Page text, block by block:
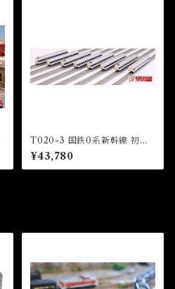
T020-3 国鉄0系新幹線 初期
型「ひかり」8両増結セット (J
NR Series 0 shinkansen HI
KARI” 8 Cars Extension Se
¥43,780